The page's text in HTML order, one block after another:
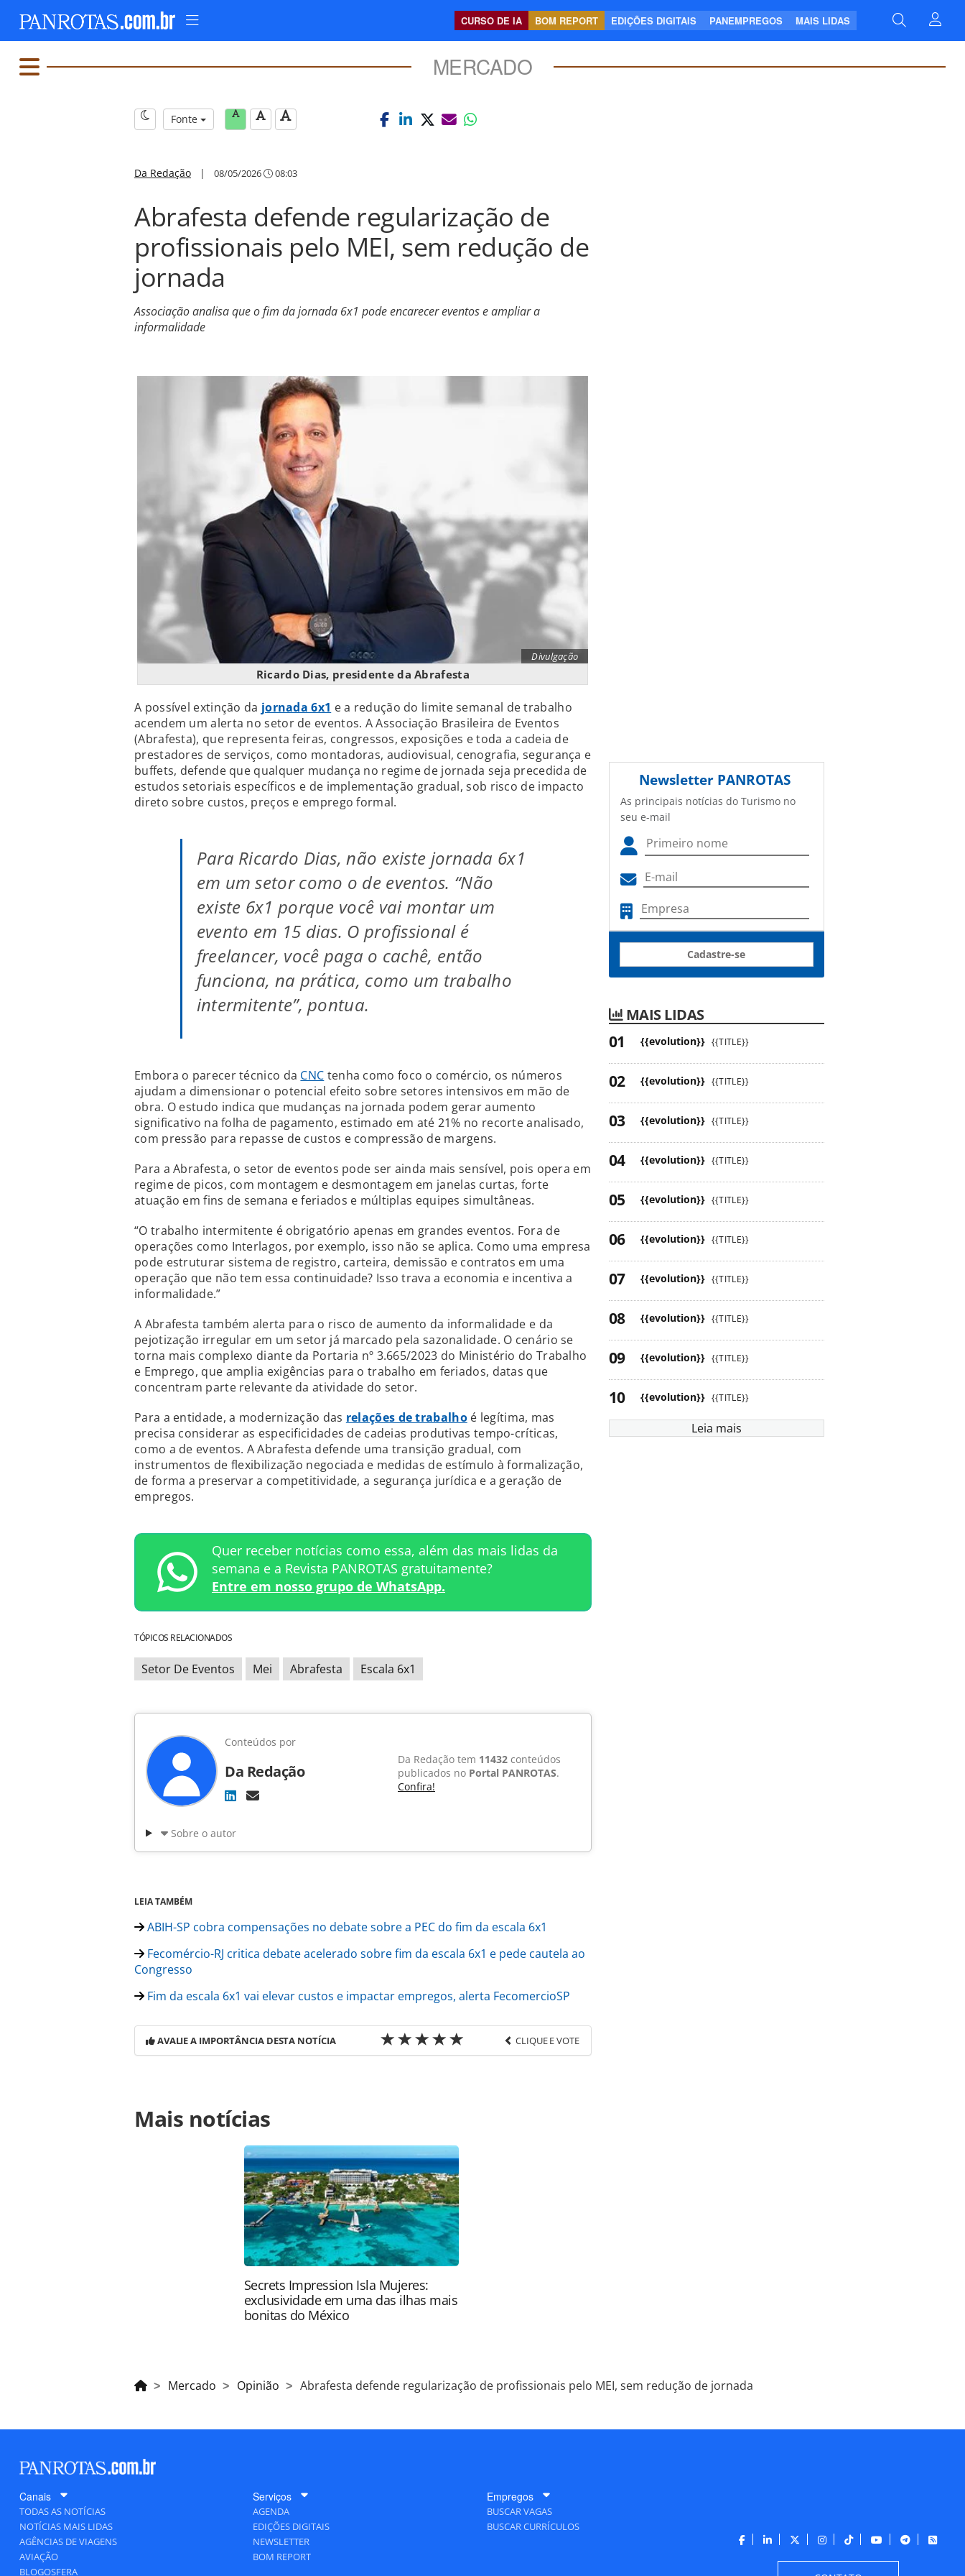
CURSO DE IA BOM REPORT EDIÇÕES DIGITAIS PANEMPREGOS MAIS LIDAS
MERCADO
Fonte
Da Redação | 08/05/2026 08:03
Abrafesta defende regularização de
profissionais pelo MEI, sem redução de
jornada
Associação analisa que o fim da jornada 6x1 pode encarecer eventos e ampliar a
informalidade
Divulgação
Ricardo Dias, presidente da Abrafesta
A possível extinção da jornada 6x1 e a redução do limite semanal de trabalho
acendem um alerta no setor de eventos. A Associação Brasileira de Eventos
(Abrafesta), que representa feiras, congressos, exposições e toda a cadeia de
prestadores de serviços, como montadoras, audiovisual, cenografia, segurança e
buffets, defende que qualquer mudança no regime de jornada seja precedida de
estudos setoriais específicos e de implementação gradual, sob risco de impacto
direto sobre custos, preços e emprego formal.
Para Ricardo Dias, não existe jornada 6x1
em um setor como o de eventos. “Não
existe 6x1 porque você vai montar um
evento em 15 dias. O profissional é
freelancer, você paga o cachê, então
funciona, na prática, como um trabalho
intermitente”, pontua.
Embora o parecer técnico da CNC tenha como foco o comércio, os números
ajudam a dimensionar o potencial efeito sobre setores intensivos em mão de
obra. O estudo indica que mudanças na jornada podem gerar aumento
significativo na folha de pagamento, estimado em até 21% no recorte analisado,
com pressão para repasse de custos e compressão de margens.
Para a Abrafesta, o setor de eventos pode ser ainda mais sensível, pois opera em
regime de picos, com montagem e desmontagem em janelas curtas, forte
atuação em fins de semana e feriados e múltiplas equipes simultâneas.
“O trabalho intermitente é obrigatório apenas em grandes eventos. Fora de
operações como Interlagos, por exemplo, isso não se aplica. Como uma empresa
pode estruturar sistema de registro, carteira, demissão e contratos em uma
operação que não tem essa continuidade? Isso trava a economia e incentiva a
informalidade.”
A Abrafesta também alerta para o risco de aumento da informalidade e da
pejotização irregular em um setor já marcado pela sazonalidade. O cenário se
torna mais complexo diante da Portaria nº 3.665/2023 do Ministério do Trabalho
e Emprego, que amplia exigências para o trabalho em feriados, datas que
concentram parte relevante da atividade do setor.
Para a entidade, a modernização das relações de trabalhoé legítima, mas
precisa considerar as especificidades de cadeias produtivas tempo-críticas,
como a de eventos. A Abrafesta defende uma transição gradual, com
instrumentos de flexibilização negociada e medidas de estímulo à formalização,
de forma a preservar a competitividade, a segurança jurídica e a geração de
empregos.
Quer receber notícias como essa, além das mais lidas da
semana e a Revista PANROTAS gratuitamente?
Entre em nosso grupo de WhatsApp.
TÓPICOS RELACIONADOS
Setor De Eventos Mei Abrafesta Escala 6x1
Conteúdos por
Da Redação
Da Redação tem 11432 conteúdos
publicados no Portal PANROTAS.
Confira!
Sobre o autor
LEIA TAMBÉM
ABIH-SP cobra compensações no debate sobre a PEC do fim da escala 6x1
Fecomércio-RJ critica debate acelerado sobre fim da escala 6x1 e pede cautela ao
Congresso
Fim da escala 6x1 vai elevar custos e impactar empregos, alerta FecomercioSP
AVALIE A IMPORTÂNCIA DESTA NOTÍCIA CLIQUE E VOTE
https://www.panrotas.com.br/mercado/opiniao/2026/05/abrafesta-defende-
regularizacao-de-profissionais-pelo-mei-sem-reducao-de-jornada_228333.html ou as
ferramentas oferecidas na página. Todo o conteúdo produzido pela PANROTAS Editora
é protegido pela legislação brasileira sobre direito autoral. Não reproduza o conteúdo
sem autorização da PANROTAS Editora (copyright@panrotas.com.br).
Mais notícias
Secrets Impression Isla Mujeres:
exclusividade em uma das ilhas mais
bonitas do México
Newsletter PANROTAS
As principais notícias do Turismo no
seu e-mail
Cadastre-se
MAIS LIDAS
{{evolution}} {{TITLE}}
{{evolution}} {{TITLE}}
{{evolution}} {{TITLE}}
{{evolution}} {{TITLE}}
{{evolution}} {{TITLE}}
{{evolution}} {{TITLE}}
{{evolution}} {{TITLE}}
{{evolution}} {{TITLE}}
{{evolution}} {{TITLE}}
{{evolution}} {{TITLE}}
Leia mais
Mercado Opinião Abrafesta defende regularização de profissionais pelo MEI, sem redução de jornada
Canais
TODAS AS NOTÍCIAS
NOTÍCIAS MAIS LIDAS
AGÊNCIAS DE VIAGENS
AVIAÇÃO
BLOGOSFERA
Serviços
AGENDA
EDIÇÕES DIGITAIS
NEWSLETTER
BOM REPORT
Empregos
BUSCAR VAGAS
BUSCAR CURRÍCULOS